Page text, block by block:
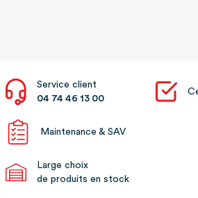
Service client
04 74 46 13 00
Maintenance & SAV
Large choix
de produits en stock